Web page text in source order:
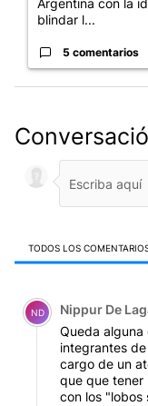
Argentina con la
blindar l...
5 comentarios
TODOS LOS
Comentario de
ND Nippur De
Queda
integrantes
cargo de un
que que tener
con los "lobos